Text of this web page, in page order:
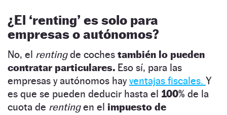
¿El ‘renting’ es solo para
empresas o autónomos?
No, el rentingde coches también lo pueden
contratar particulares. Eso sí, para las
empresas y autónomos hayventajas fiscales. Y
es que se pueden deducir hasta el 100% de la
cuota de rentingen el impuesto de